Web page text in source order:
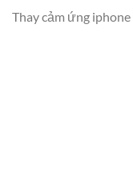
Thay cảm ứng